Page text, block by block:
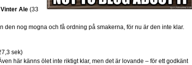
Ale (33
den nog mogna och få ordning på smakerna, för nu är den inte klar.
sek)
här känns ölet inte riktigt klar, men det är lovande – för ett godkänt